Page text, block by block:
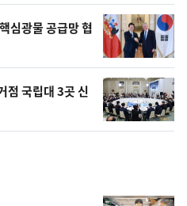
심광물 공급망 협
국립대 3곳 신